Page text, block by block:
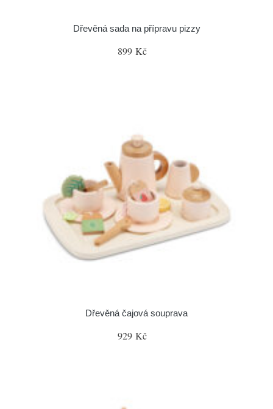
Dřevěná sada na přípravu pizzy
899 Kč
Dřevěná čajová souprava
929 Kč